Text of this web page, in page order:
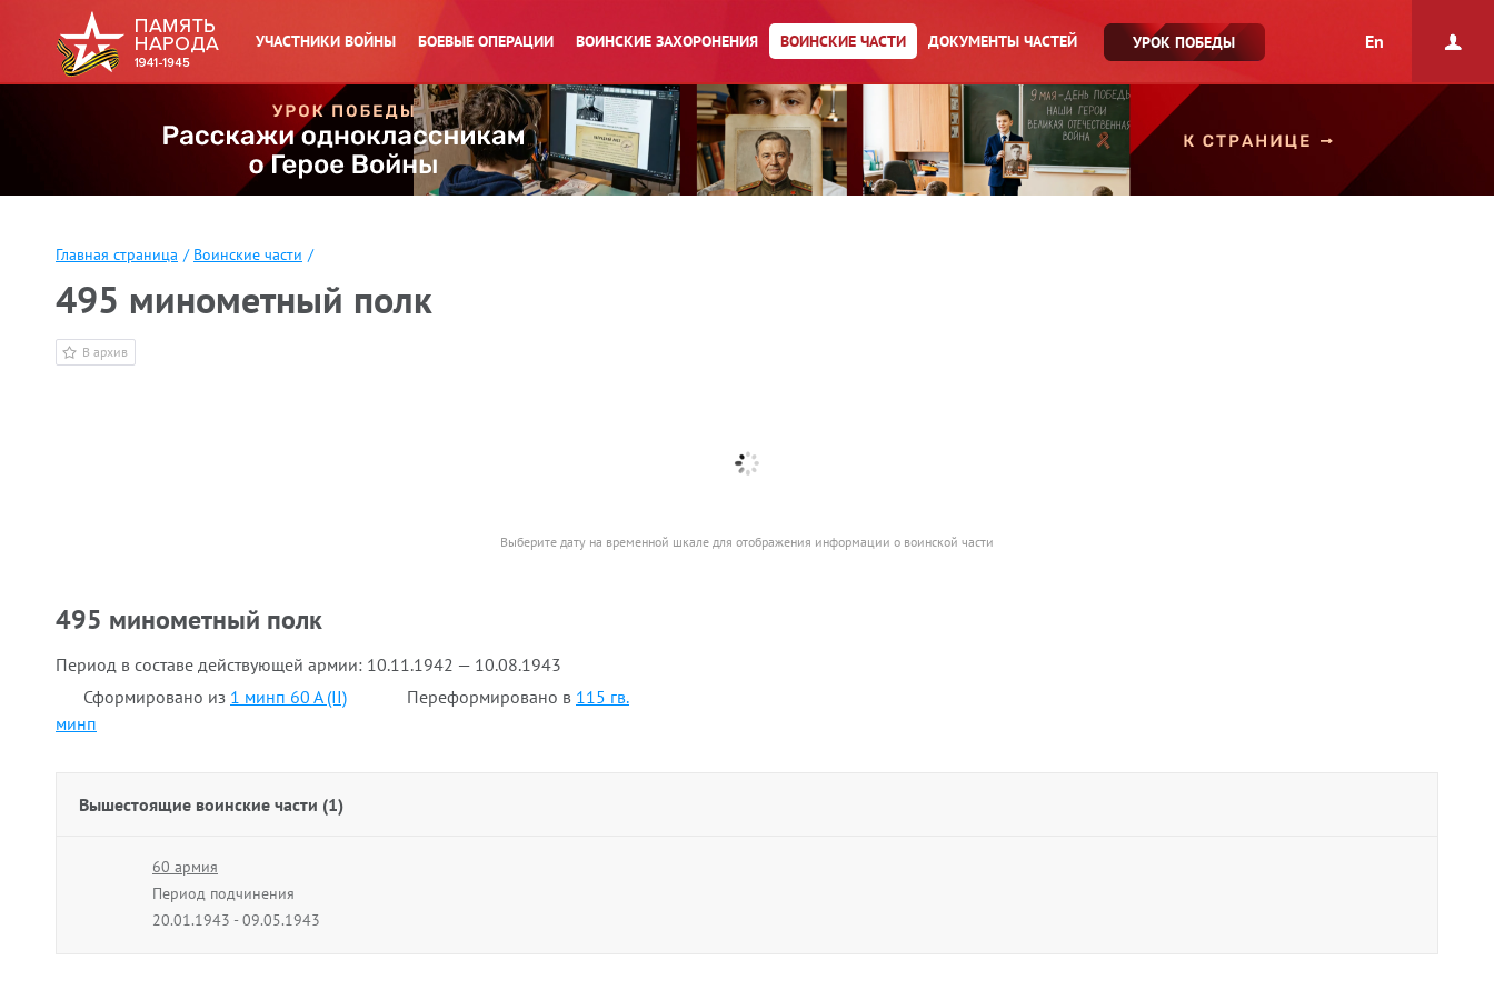
УЧАСТНИКИ ВОЙНЫ БОЕВЫЕ ОПЕРАЦИИ ВОИНСКИЕ ЗАХОРОНЕНИЯ ВОИНСКИЕ ЧАСТИ ДОКУМЕНТЫ ЧАСТЕЙ УРОК ПОБЕДЫ En
Главная страница / Воинские части /
495 минометный полк
В архив
Выберите дату на временной шкале для отображения информации о воинской части
495 минометный полк
Период в составе действующей армии: 10.11.1942 — 10.08.1943
Сформировано из 1 минп 60 А (II) Переформировано в 115 гв.
минп
Вышестоящие воинские части (1)
60 армия
Период подчинения
20.01.1943 - 09.05.1943